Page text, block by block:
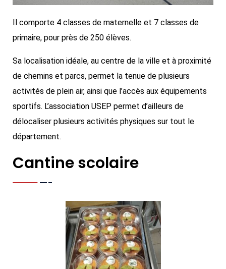
Il comporte 4 classes de maternelle et 7 classes de
primaire, pour près de 250 élèves.
Sa localisation idéale, au centre de la ville et à proximité
de chemins et parcs, permet la tenue de plusieurs
activités de plein air, ainsi que l’accès aux équipements
sportifs. L’association USEP permet d’ailleurs de
délocaliser plusieurs activités physiques sur tout le
département.
Cantine scolaire